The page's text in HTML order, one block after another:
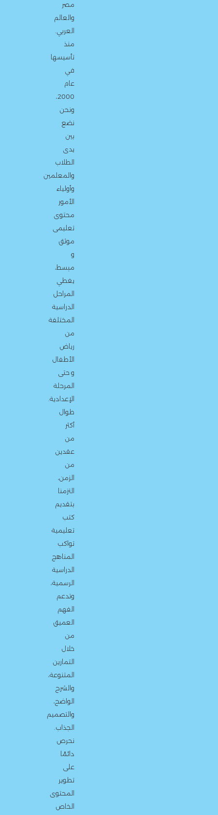
مصر
والعالم
العربي.
منذ
تأسيسها
في
عام
2000،
ونحن
نضع
بين
يدى
الطلاب
والمعلمين
وأولياء
الأمور
محتوى
تعليمى
موثق
و
مبسط،
يغطي
المراحل
الدراسية
المختلفة
من
رياض
الأطفال
و حتى
المرحلة
الإعدادية.
طوال
أكثر
من
عقدين
من
الزمن،
التزمنا
بتقديم
كتب
تعليمية
تواكب
المناهج
الدراسية
الرسمية،
وتدعم
الفهم
العميق
من
خلال
التمارين
المتنوعة،
والشرح
الواضح،
والتصميم
الجذاب.
نحرص
دائمًا
على
تطوير
المحتوى
الخاص